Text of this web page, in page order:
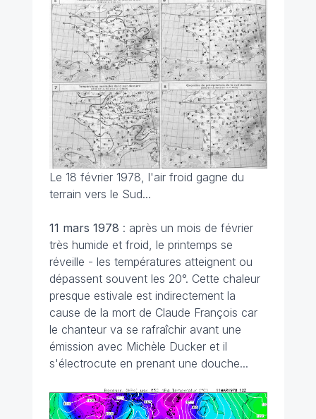
Le 18 février 1978, l'air froid gagne du
terrain vers le Sud...
11 mars 1978 : après un mois de février
très humide et froid, le printemps se
réveille - les températures atteignent ou
dépassent souvent les 20°. Cette chaleur
presque estivale est indirectement la
cause de la mort de Claude François car
le chanteur va se rafraîchir avant une
émission avec Michèle Ducker et il
s'électrocute en prenant une douche...